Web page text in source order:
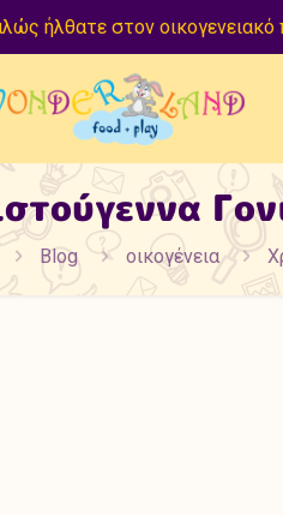
ήλθατε στον
Blog οικογένεια